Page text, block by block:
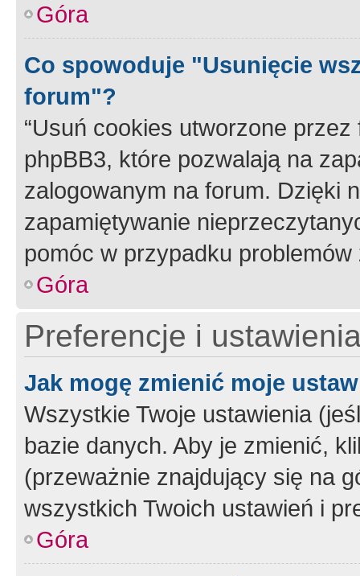
Góra
Co spowoduje "Usunięcie
forum"?
“Usuń cookies utworzone
phpBB3, które pozwalają na
zalogowanym na forum. Dzięki
zapamiętywanie
pomóc w przypadku
Góra
Preferencje i
Jak mogę zmienić moje
Wszystkie Twoje ustawienia
bazie danych. Aby je zmienić,
(przeważnie znajdujący się na
wszystkich Twoich ustawień i
Góra